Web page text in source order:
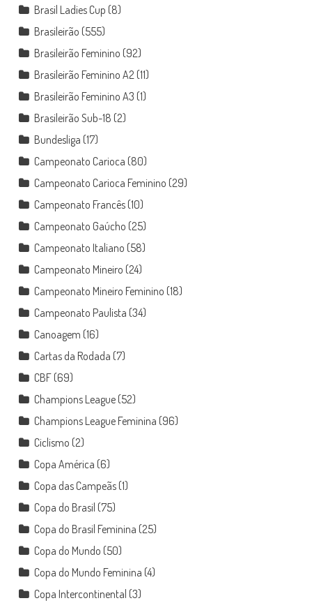
Brasil Ladies Cup (8)
Brasileirão (555)
Brasileirão Feminino (92)
Brasileirão Feminino A2 (11)
Brasileirão Feminino A3 (1)
Brasileirão Sub-18 (2)
Bundesliga (17)
Campeonato Carioca (80)
Campeonato Carioca Feminino (29)
Campeonato Francês(10)
Campeonato Gaúcho (25)
Campeonato Italiano (58)
Campeonato Mineiro (24)
Campeonato Mineiro Feminino (18)
Campeonato Paulista (34)
Canoagem (16)
Cartas da Rodada (7)
CBF(69)
Champions League(52)
Champions League Feminina (96)
Ciclismo (2)
Copa América (6)
Copa das Campeãs(1)
Copa do Brasil (75)
Copa do Brasil Feminina (25)
Copa do Mundo (50)
Copa do Mundo Feminina (4)
Copa Intercontinental (3)